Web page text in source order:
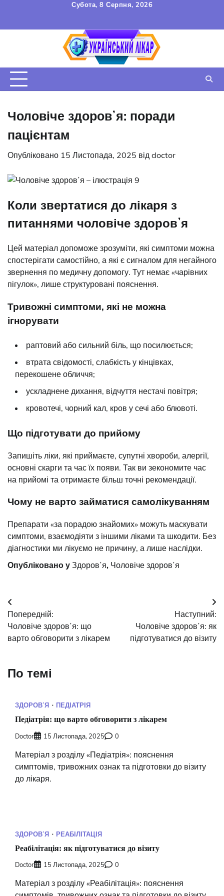
вмісту
Субота, 8 Серпня, 2026
КОРИСТУВАЧА
Чоловіче здоровʼя: поради
пацієнтам
Опубліковано 15 Листопада, 2025 від doctor
Коли звертатися до лікаря з
питаннями чоловіче здоровʼя
Цей матеріал допоможе зрозуміти, які симптоми можна
спостерігати самостійно, а які є сигналом для негайного
звернення по медичну допомогу. Тут немає «чарівних
пігулок», лише структуровані пояснення.
Тривожні симптоми, які не можна
ігнорувати
раптовий або сильний біль, що посилюється;
втрата свідомості, слабкість у кінцівках,
перекошене обличчя;
ускладнене дихання, відчуття нестачі повітря;
кровотечі, чорний кал, кров у сечі або блювоті.
Що підготувати до прийому
Запишіть ліки, які приймаєте, супутні хвороби, алергії,
основні скарги та час їх появи. Так ви зекономите час
на прийомі та отримаєте більш точні рекомендації.
Чому не варто займатися самолікуванням
Препарати «за порадою знайомих» можуть маскувати
симптоми, взаємодіяти з іншими ліками та шкодити. Без
діагностики ми лікуємо не причину, а лише наслідки.
Опубліковано у Здоровʼя, Чоловіче здоровʼя
Навігація
записів
Попередній:
Чоловіче здоровʼя: що
варто обговорити з лікарем
Наступний:
Чоловіче здоровʼя: як
підготуватися до візиту
По темі
ЗДОРОВʼЯ ПЕДІАТРІЯ
Педіатрія: що варто обговорити з лікарем
Doctor 15 Листопада, 2025 0
Матеріал з розділу «Педіатрія»: пояснення
симптомів, тривожних ознак та підготовки до візиту
до лікаря.
ЗДОРОВʼЯ РЕАБІЛІТАЦІЯ
Реабілітація: як підготуватися до візиту
Doctor 15 Листопада, 2025 0
Матеріал з розділу «Реабілітація»: пояснення